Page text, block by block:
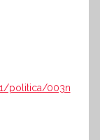
politica/003n